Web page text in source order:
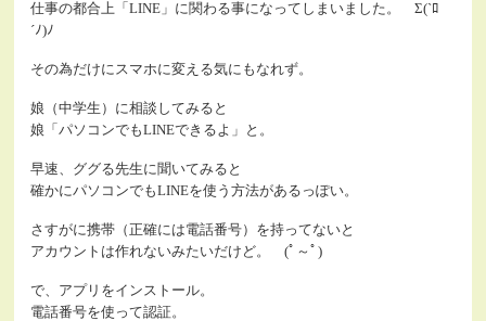
仕事の都合上「LINE」に関わる事になってしまいました。 Σ(`ﾛ
´ﾉ)ﾉ
その為だけにスマホに変える気にもなれず。
娘（中学生）に相談してみると
娘「パソコンでもLINEできるよ」と。
早速、ググる先生に聞いてみると
確かにパソコンでもLINEを使う方法があるっぽい。
さすがに携帯（正確には電話番号）を持ってないと
アカウントは作れないみたいだけど。 (ﾟ～ﾟ)
で、アプリをインストール。
電話番号を使って認証。